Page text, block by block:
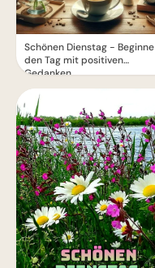
Schönen Dienstag - Beginne
den Tag mit positiven
Gedanken